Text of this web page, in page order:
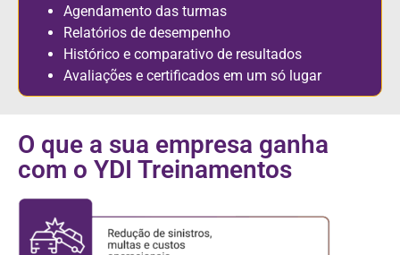
Agendamento das turmas
Relatórios de desempenho
Histórico e comparativo de resultados
Avaliações e certificados em um só lugar
O que a sua empresa ganha
com o YDI Treinamentos